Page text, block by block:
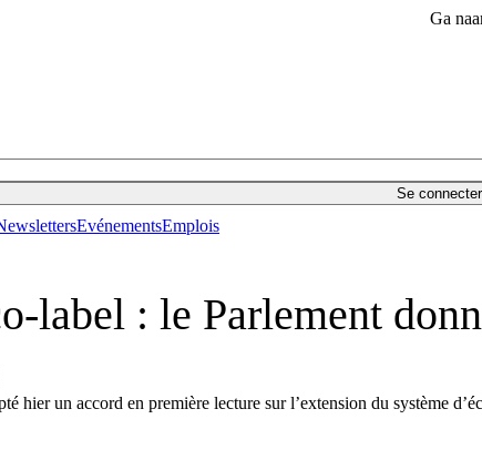
Ga
Se connecter
EvénementsEmplois
label : le Parlement
hier un accord en première lecture sur l’extension du système